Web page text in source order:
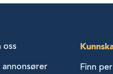
oss
annonsører
Finn